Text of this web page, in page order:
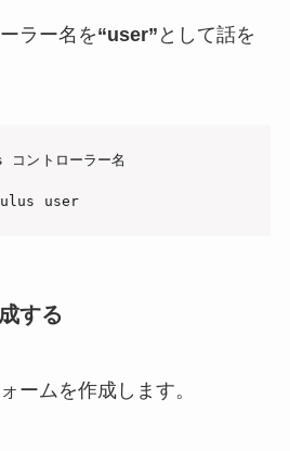
ラー名を“user” として話を
トローラー名
user
する
ームを作成します。